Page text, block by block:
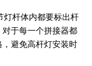
灯杆体内都要标出杆
于每一个拼接器都
避免高杆灯安装时